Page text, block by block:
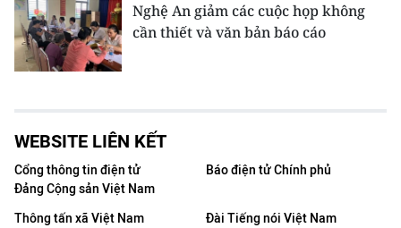
Nghệ An giảm các cuộc họp không
cần thiết và văn bản báo cáo
WEBSITE LIÊN KẾT
Cổng thông tin điện tử
Đảng Cộng sản Việt Nam
Báo điện tử Chính phủ
Thông tấn xã Việt Nam
Đài Tiếng nói Việt Nam